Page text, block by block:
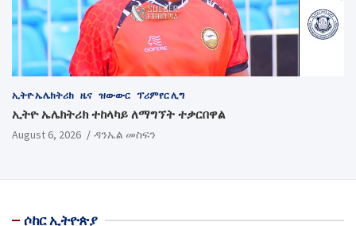
ኢትዮ ኤሌክትሪክ ዜና ዝውውር ፕሪምየር ሊግ
ኢትዮ ኤሌክትሪክ ተከላካይ ለማግኘት ተቃርበዋል
August 6, 2026 ዳንኤል መስፍን
ሶከር ኢትዮጵያ